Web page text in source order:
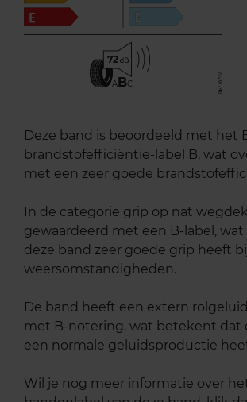
72
ABC
Deze band is beoordeeld met het
brandstofefficiëntie-label B, wat
met een zeer goede
In de categorie grip op nat
gewaardeerd met een B-label,
deze band zeer goede grip heeft
weersomstandigheden.
De band heeft een extern
met B-notering, wat betekent dat
een normale geluidsproductie
Wil je nog meer informatie over